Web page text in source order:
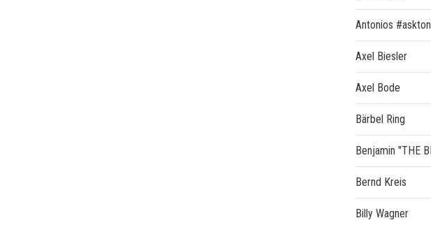
Antonios
Axel Biesler
Axel Bode
Bärbel Ring
Benjamin "THE
Bernd Kreis
Billy Wagner